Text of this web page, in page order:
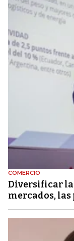
COMERCIO
Diversificar
mercados,